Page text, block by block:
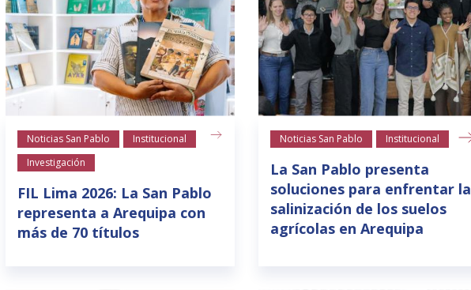
Noticias San Pablo
Institucional
Investigación
FIL Lima 2026: La San Pablo
representa a Arequipa con
más de 70 títulos
Noticias San Pablo Institucional
La San Pablo presenta
soluciones para enfrentar la
salinización de los suelos
agrícolas en Arequipa